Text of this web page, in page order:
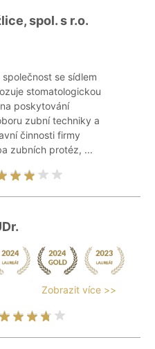
spol. s r.o.
se sídlem
stomatologickou
poskytování
zubní techniky a
činnosti firmy
zubních protéz, ...
Zobrazit více >>